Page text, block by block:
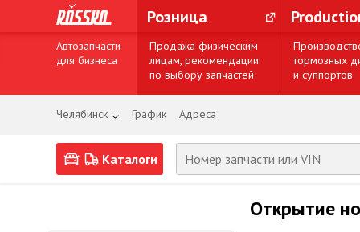
Розница
Автозапчасти
для бизнеса
Продажа физическим
лицам, рекомендации
по выбору запчастей
тормозных
и суппортов
Челябинск График Адреса
Каталоги
Открытие